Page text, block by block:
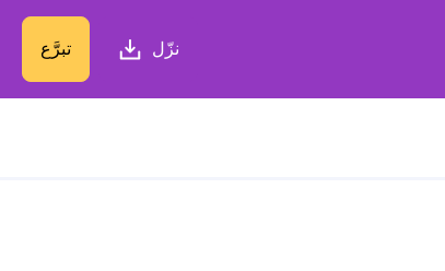
نزّل تبرَّع